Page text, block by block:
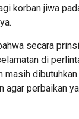
korban jiwa
secara
di
masih
agar perbaikan